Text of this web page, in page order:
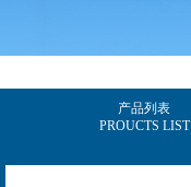
产品列表
PROUCTS LIST